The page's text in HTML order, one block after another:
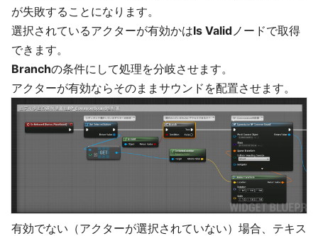
が失敗することになります。
選択されているアクターが有効かはIs Valid ノードで取得
できます。
Branchの条件にして処理を分岐させます。
アクターが有効ならそのままサウンドを配置させます。
有効でない（アクターが選択されていない）場合、テキス